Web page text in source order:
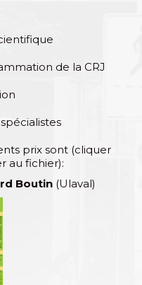
de la CRJ
prix sont (cliquer
au fichier):
Boutin (Ulaval)